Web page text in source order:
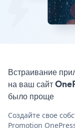
Встраивание
на ваш сайт
было проще
Создайте свое
Promotion